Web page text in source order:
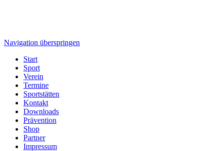
Navigation überspringen
Start
Sport
Verein
Termine
Sportstätten
Kontakt
Downloads
Prävention
Shop
Partner
Impressum